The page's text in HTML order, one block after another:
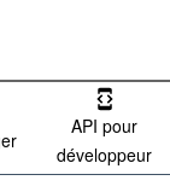
API pour
développeur